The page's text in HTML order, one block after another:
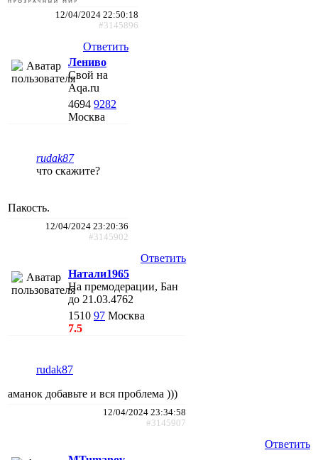
12/04/2024 22:50:18
#3145896
Ответить
Лениво
Свой на
Aqa.ru
4694 9282
Москва
rudak87
что скажите?
Пакость.
12/04/2024 23:20:36
#3145902
Ответить
Натали1965
На премодерации, Бан
до 21.03.4762
1510 97 Москва
7.5
rudak87
аманок добавьте и вся проблема )))
12/04/2024 23:34:58
#3145907
Ответить